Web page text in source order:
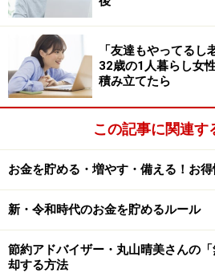
移動には新幹線とレンタカーを利
かかった費用の参考として、夫
円、宿泊費は料理込みで3万
ほどだったと記述があります。
「外国人観光客で混雑
楽しめる場所を探す」
年金生活における旅費のやりく
生活は質素そのもの」のため、あ
リタイア後の旅行で気を付けてい
「友達もやってるし
32歳の1人暮らし女
積み立てたら
この記事に関連す
お金を貯める・増やす・備える！お
新・令和時代のお金を貯めるルール
節約アドバイザー・丸山晴美さんの
却する方法